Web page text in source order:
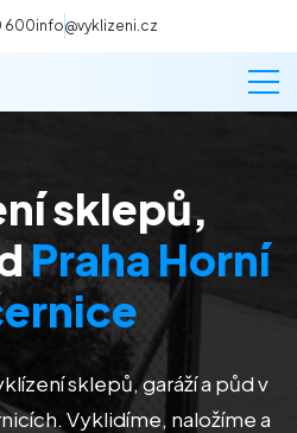
600info@vyklizeni.cz
sklepů,
Praha Horní
sklepů, garáží a půd v
. Vyklidíme, naložíme a